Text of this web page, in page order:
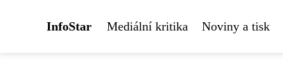
InfoStar Mediální kritika Noviny a tisk